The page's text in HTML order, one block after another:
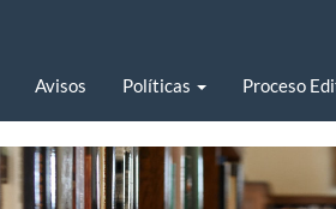
Avisos Políticas Proceso